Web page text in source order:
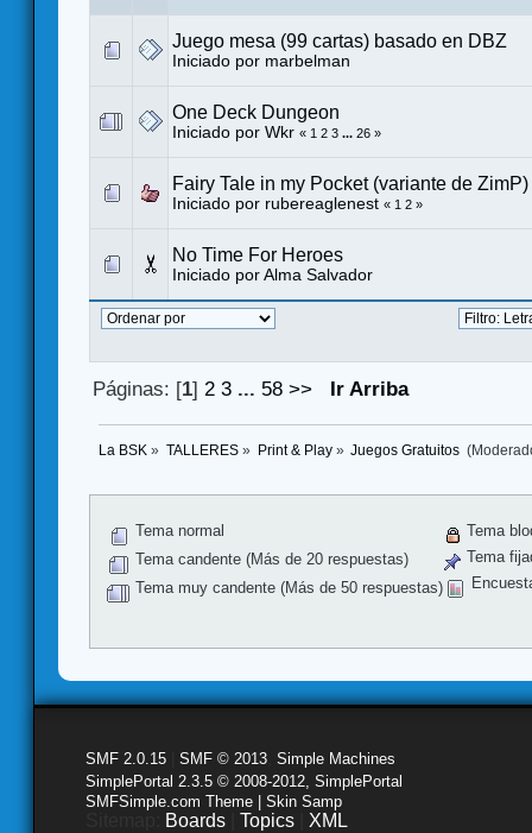
Juego mesa (99 cartas) basado en DBZ
Iniciado por marbelman
One Deck Dungeon
Iniciado por Wkr « 1 2 3 ... 26 »
Fairy Tale in my Pocket (variante de ZimP)
Iniciado por rubereaglenest « 1 2 »
No Time For Heroes
Iniciado por Alma Salvador
Páginas: [1]2 3 ... 58 >> Ir Arriba
La BSK » TALLERES» Print & Play» Juegos Gratuitos
Tema normal
Tema candente (Más de 20 respuestas)
Tema muy candente (Más de 50 respuestas)
Tema
Tema
SMF 2.0.15 SMF © 2013 Simple Machines
SimplePortal 2.3.5 © 2008-2012, SimplePortal
SMFSimple.com Theme | Skin Samp
Boards Topics XML